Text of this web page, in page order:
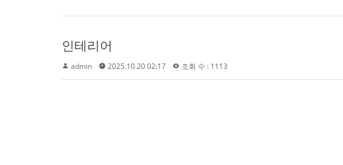
인테리어
admin 2025.10.20 02:17 조회 수 : 1113